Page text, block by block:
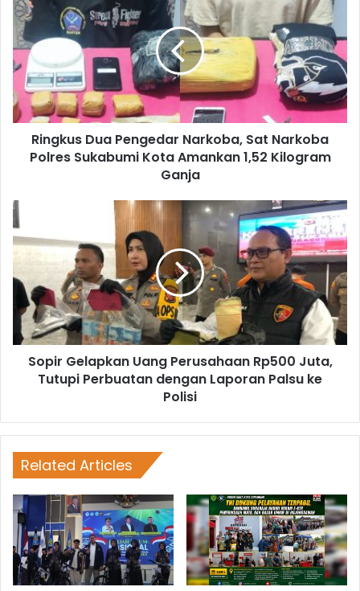
Ringkus Dua Pengedar Narkoba, Sat Narkoba
Polres Sukabumi Kota Amankan 1,52 Kilogram
Ganja
Sopir Gelapkan Uang Perusahaan Rp500 Juta,
Tutupi Perbuatan dengan Laporan Palsu ke
Polisi
Related Articles